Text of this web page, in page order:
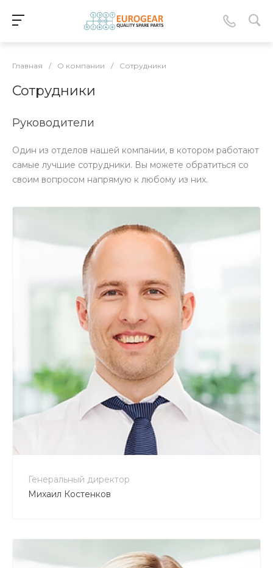
Главная / О компании / Сотрудники
Сотрудники
Руководители
Один из отделов нашей компании, в котором работают
самые лучшие сотрудники. Вы можете обратиться со
своим вопросом напрямую к любому из них.
Генеральный директор
Михаил Костенков